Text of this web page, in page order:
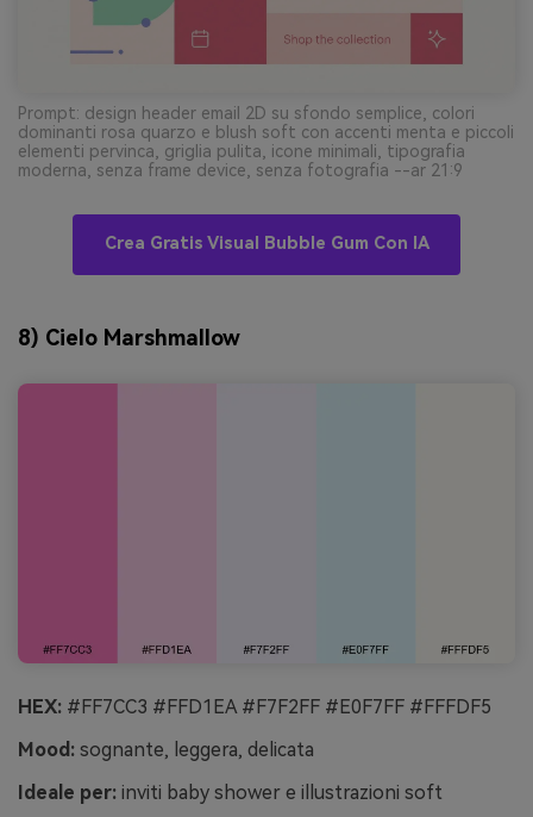
Prompt: design header email 2D su sfondo semplice, colori
dominanti rosa quarzo e blush soft con accenti menta e piccoli
elementi pervinca, griglia pulita, icone minimali, tipografia
moderna, senza frame device, senza fotografia --ar 21:9
Crea Gratis Visual Bubble Gum Con IA
8) Cielo Marshmallow
HEX: #FF7CC3 #FFD1EA #F7F2FF #E0F7FF #FFFDF5
Mood: sognante, leggera, delicata
Ideale per: inviti baby shower e illustrazioni soft